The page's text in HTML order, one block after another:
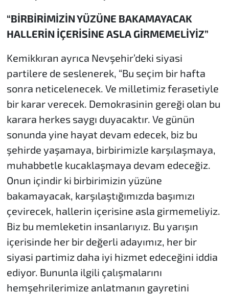
“BİRBİRİMİZİN YÜZÜNE BAKAMAYACAK
HALLERİN İÇERİSİNE ASLA GİRMEMELİYİZ”
Kemikkıran ayrıca Nevşehir’deki siyasi
partilere de seslenerek, “Bu seçim bir hafta
sonra neticelenecek. Ve milletimiz ferasetiyle
bir karar verecek. Demokrasinin gereği olan bu
karara herkes saygı duyacaktır. Ve günün
sonunda yine hayat devam edecek, biz bu
şehirde yaşamaya, birbirimizle karşılaşmaya,
muhabbetle kucaklaşmaya devam edeceğiz.
Onun içindir ki birbirimizin yüzüne
bakamayacak, karşılaştığımızda başımızı
çevirecek, hallerin içerisine asla girmemeliyiz.
Biz bu memleketin insanlarıyız. Bu yarışın
içerisinde her bir değerli adayımız, her bir
siyasi partimiz daha iyi hizmet edeceğini iddia
ediyor. Bununla ilgili çalışmalarını
hemşehrilerimize anlatmanın gayretini